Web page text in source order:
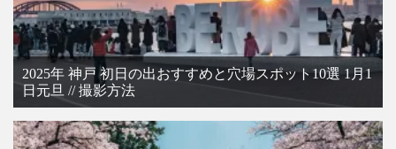
2025年 神戸 初日の出おすすめと穴場スポット10選 1月1
日元旦 // 撮影方法